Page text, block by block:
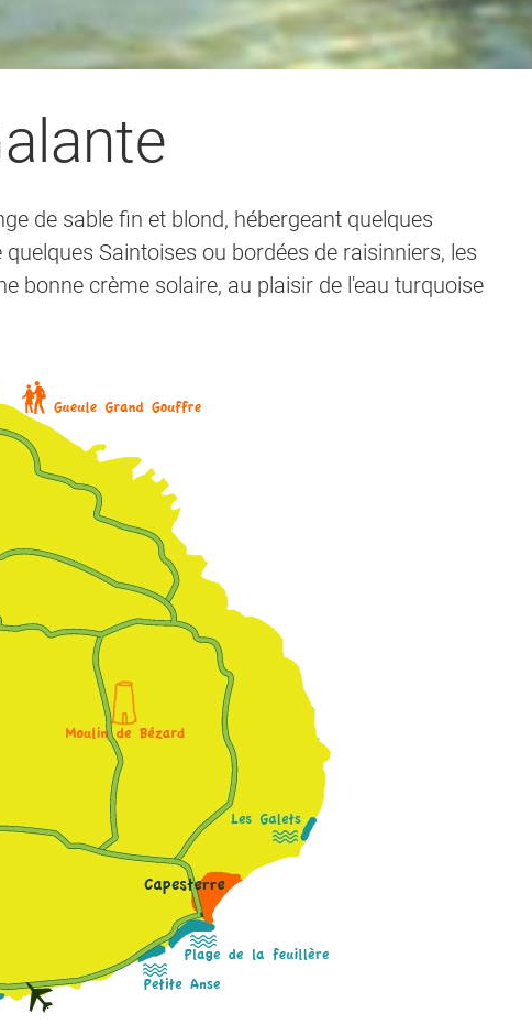
de sable fin et blond, hébergeant quelques
Saintoises ou bordées de raisinniers, les
bonne crème solaire, au plaisir de l'eau turquoise